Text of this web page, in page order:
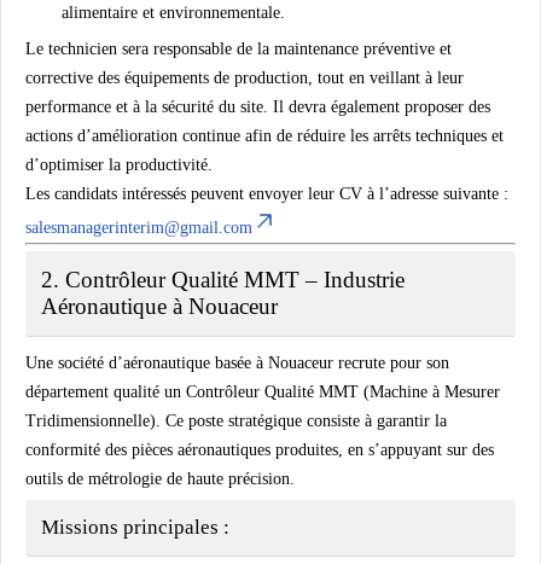
alimentaire et environnementale
Le technicien sera responsable de la maintenance préventive et
corrective des équipements de production, tout en veillant à leur
performance et à la sécurité du site. Il devra également proposer des
actions d’amélioration continue afin de réduire les arrêts techniques et
d’optimiser la productivité.
Les candidats intéressés peuvent envoyer leur CV à l’adresse suivante :
salesmanagerinterim@gmail.com
2. Contrôleur Qualité MMT – Industrie
Aéronautique à Nouaceur
Une société d’aéronautique basée à Nouaceur recrute pour son
département qualité un Contrôleur Qualité MMT (Machine à Mesurer
Tridimensionnelle) . Ce poste stratégique consiste à garantir la
conformité des pièces aéronautiques produites, en s’appuyant sur des
outils de métrologie de haute précision.
Missions principales :